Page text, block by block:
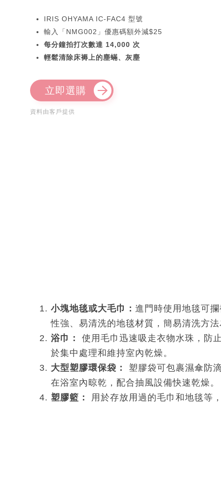
IRIS OHYAMA IC-FAC4 型號
輸入「NMG002」優惠碼額外減$25
每分鐘拍打次數達 14,000 次
輕鬆清除床褥上的塵蟎、灰塵
立即選購
資料由客戶提供
小塊地毯或大毛巾： 進門時使用地毯可
性強、易清洗的地毯材質，簡易清洗方
浴巾：
使用毛巾迅速吸走衣物水珠，防
於集中處理和維持室內乾燥。
大型塑膠環保袋：
塑膠袋可包裹濕傘防
在浴室內晾乾，配合抽風設備快速乾燥。
塑膠籃：
用於存放用過的毛巾和地毯等